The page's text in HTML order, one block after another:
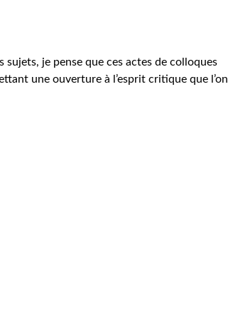
je pense que ces actes de colloques
une ouverture à l’esprit critique que l’on